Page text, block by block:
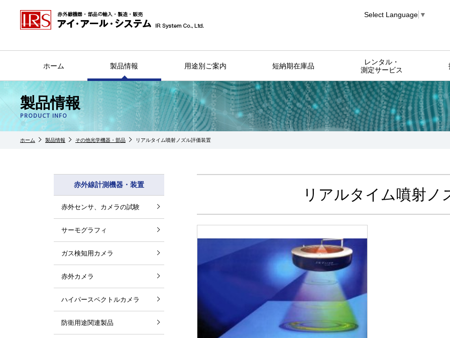
Select Language ▼
ホーム 製品情報 用途別ご案内 短納期在庫品
レンタル・
測定サービス
製品情報
PRODUCT INFO
ホーム 製品情報 その他光学機器・部品 リアルタイム噴射ノズル評価装置
赤外線計測機器・装置
赤外センサ、カメラの試験
サーモグラフィ
ガス検知用カメラ
赤外カメラ
ハイパースペクトルカメラ
防衛用途関連製品
リアルタイム噴射ノ